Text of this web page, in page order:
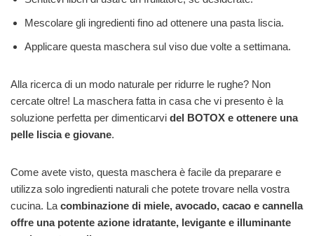
Mescolare gli ingredienti fino ad ottenere una pasta liscia.
Applicare questa maschera sul viso due volte a settimana.
Alla ricerca di un modo naturale per ridurre le rughe? Non
cercate oltre! La maschera fatta in casa che vi presento è la
soluzione perfetta per dimenticarvi del BOTOX e ottenere una
pelle liscia e giovane.
Come avete visto, questa maschera è facile da preparare e
utilizza solo ingredienti naturali che potete trovare nella vostra
cucina. La combinazione di miele, avocado, cacao e cannella
offre una potente azione idratante, levigante e illuminante